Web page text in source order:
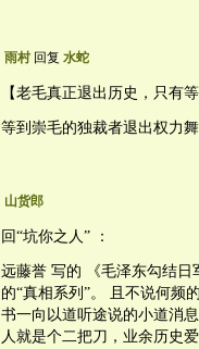
雨村回复 水蛇
【老毛真正退出历史，只有
等到崇毛的独裁者退出权力
山货郎
回“坑你之人” ：
远藤誉 写的 《毛泽东勾结日
的“真相系列”。 且不说何频
书一向以道听途说的小道消
人就是个二把刀，业余历史